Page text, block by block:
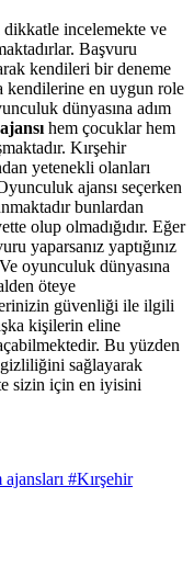
incelemekte ve
Başvuru
kendileri bir deneme
kendilerine en uygun role
dünyasına adım
hem çocuklar hem
Kırşehir
yetenekli olanları
ajansı seçerken
bunlardan
olup olmadığıdır. Eğer
yaparsanız yaptığınız
oyunculuk dünyasına
öteye
güvenliği ile ilgili
kişilerin eline
Bu yüzden
sağlayarak
sizin için en iyisini
#Kırşehir